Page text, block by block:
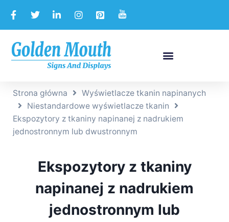
Strona główna
Wyświetlacze tkanin napinanych
Niestandardowe wyświetlacze tkanin
Ekspozytory z tkaniny napinanej z nadrukiem
jednostronnym lub dwustronnym
Ekspozytory z tkaniny
napinanej z nadrukiem
jednostronnym lub